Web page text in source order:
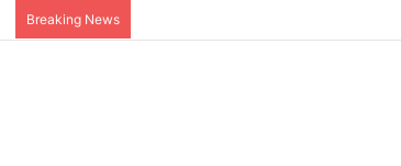
Breaking News